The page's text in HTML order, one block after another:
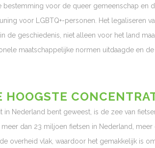
bestemming voor de queer gemeenschap en
voor LGBTQ+-personen. Het legaliseren
de geschiedenis, niet alleen voor het land
maatschappelijke normen uitdaagde en
HOOGSTE
in Nederland bent geweest, is de zee van
dan 23 miljoen fietsen in Nederland,
overheid vlak, waardoor het gemakkelijk is